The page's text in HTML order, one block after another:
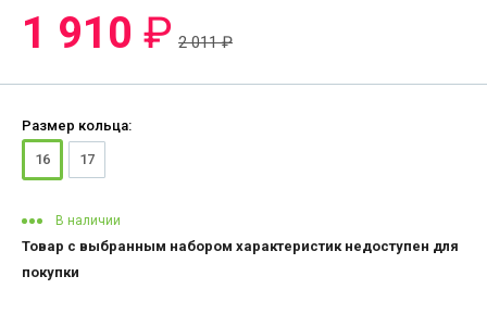
1 910 ₽ 2 011₽
Размер кольца:
16 17
В наличии
Товар с выбранным набором характеристик недоступен для
покупки